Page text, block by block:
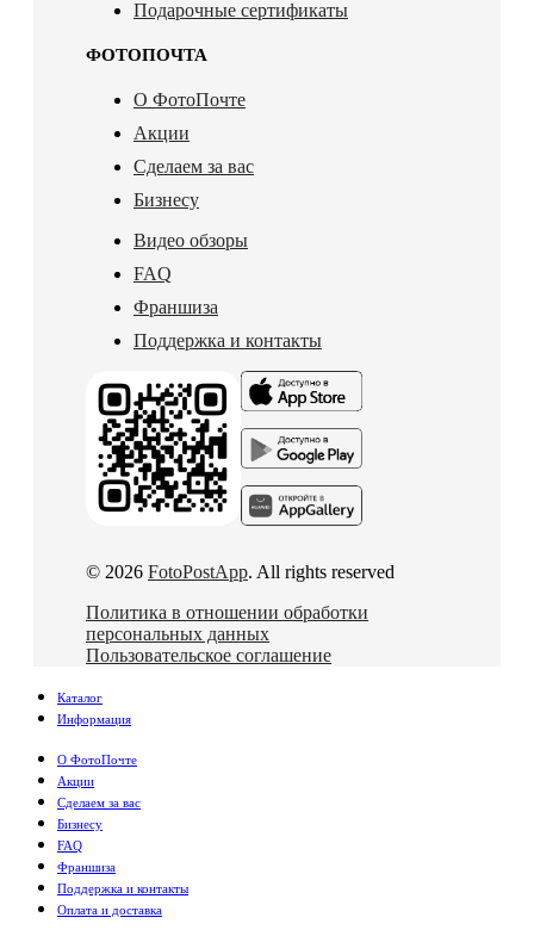
Подарочные сертификаты
ФОТОПОЧТА
О ФотоПочте
Акции
Сделаем за вас
Бизнесу
Видео обзоры
FAQ
Франшиза
Поддержка и контакты
© 2026 FotoPostApp. All rights reserved
Политика в отношении обработки
персональных данных
Пользовательское соглашение
Каталог
Информация
О ФотоПочте
Акции
Сделаем за вас
Бизнесу
FAQ
Франшиза
Поддержка и контакты
Оплата и доставка